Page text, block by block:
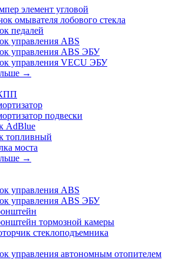
элемент угловой
омывателя лобового стекла
педалей
управления ABS
управления ABS ЭБУ
управления VECU ЭБУ
→
подвески
AdBlue
топливный
моста
→
управления ABS
управления ABS ЭБУ
тормозной камеры
стеклоподъемника
управления автономным отопителем